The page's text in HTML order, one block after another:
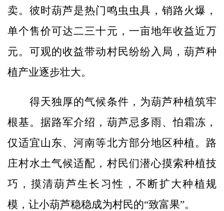
卖。彼时葫芦是热门鸣虫虫具，销路火爆，
单个售价可达二三十元，一亩地年收益近万
元。可观的收益带动村民纷纷入局，葫芦种
植产业逐步壮大。
得天独厚的气候条件，为葫芦种植筑牢
根基。据路军介绍，葫芦忌多雨、怕霜冻，
仅适宜山东、河南等北方部分地区种植。路
庄村水土气候适配，村民们潜心摸索种植技
巧，摸清葫芦生长习性，不断扩大种植规
模，让小葫芦稳稳成为村民的“致富果”。